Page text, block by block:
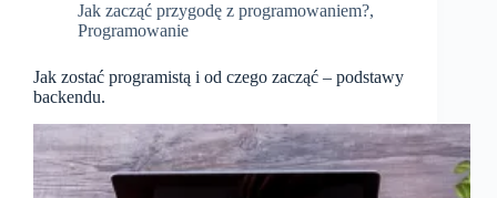
Jak zacząć przygodę z programowaniem?,
Programowanie
Jak zostać programistą i od czego zacząć – podstawy
backendu.